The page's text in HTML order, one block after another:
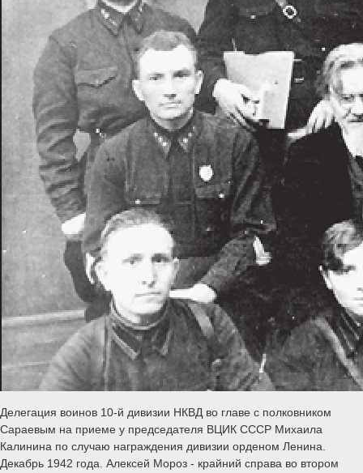
Делегация воинов 10-й дивизии НКВД во главе с полковником
Сараевым на приеме у председателя ВЦИК СССР Михаила
Калинина по случаю награждения дивизии орденом Ленина.
Декабрь 1942 года. Алексей Мороз - крайний справа во втором